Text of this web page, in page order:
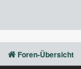
Foren-Übersicht